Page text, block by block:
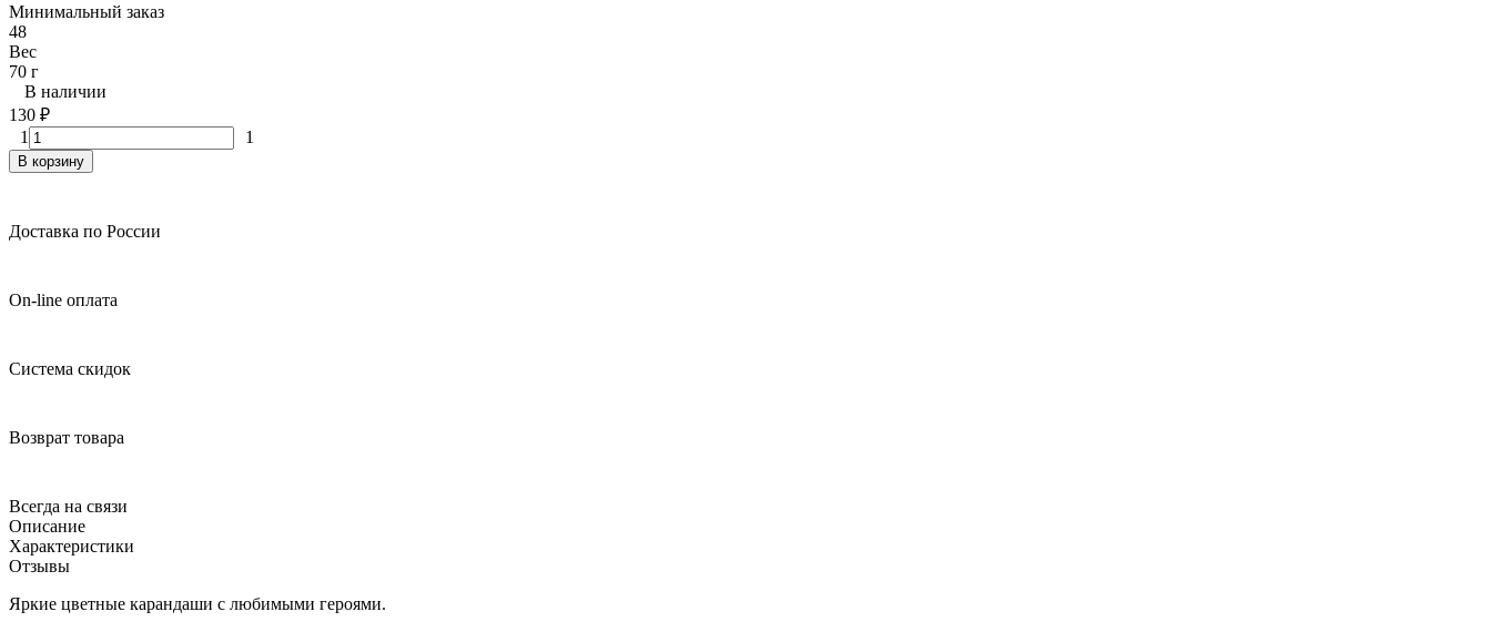
Минимальный заказ
48
Вес
70 г
В наличии
130 ₽
1
1
В корзину
Доставка по России
On-line оплата
Система скидок
Возврат товара
Всегда на связи
Описание
Характеристики
Отзывы
Яркие цветные карандаши с любимыми героями.